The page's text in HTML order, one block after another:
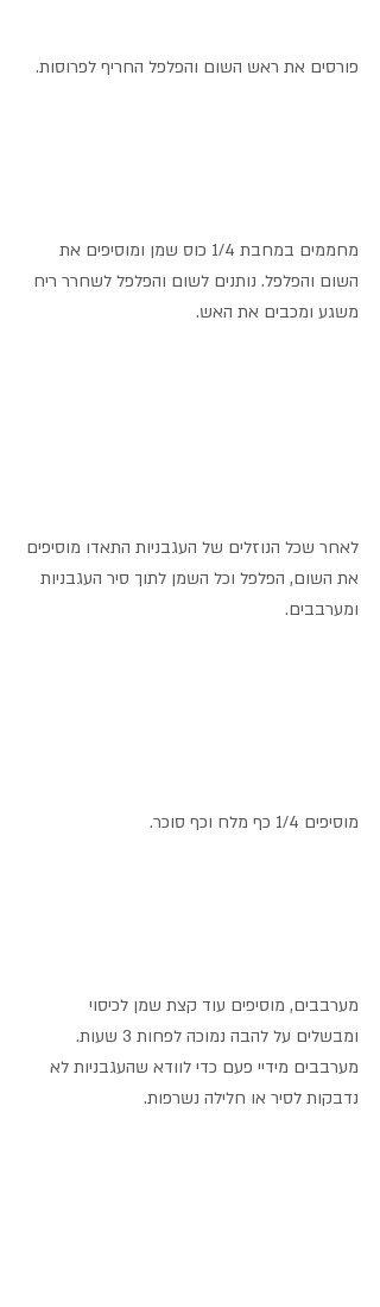
פורסים את ראש השום והפלפל החריף לפרוסות.
מחממים במחבת 1/4 כוס שמן ומוסיפים את
השום והפלפל. נותנים לשום והפלפל לשחרר ריח
משגע ומכבים את האש.
לאחר שכל הנוזלים של העגבניות התאדו מוסיפים
את השום, הפלפל וכל השמן לתוך סיר העגבניות
ומערבבים.
מוסיפים 1/4 כף מלח וכף סוכר.
מערבבים, מוסיפים עוד קצת שמן לכיסוי
ומבשלים על להבה נמוכה לפחות 3 שעות.
מערבבים מידיי פעם כדי לוודא שהעגבניות לא
נדבקות לסיר או חלילה נשרפות.